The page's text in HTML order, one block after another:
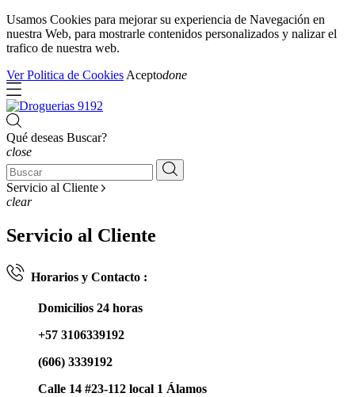
Usamos Cookies para mejorar su experiencia de Navegación en
nuestra Web, para mostrarle contenidos personalizados y nalizar el
trafico de nuestra web.
Ver Politica de Cookies Aceptodone
Qué deseas Buscar?
close
Servicio al Cliente
clear
Servicio al Cliente
Horarios y Contacto :
Domicilios 24 horas
+57 3106339192
(606) 3339192
Calle 14 #23-112 local 1 Álamos